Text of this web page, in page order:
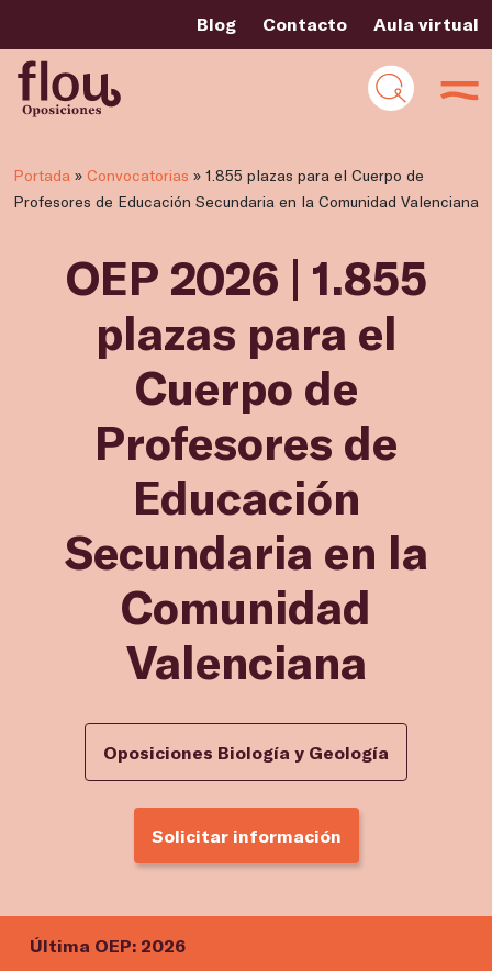
Blog Contacto Aula virtual
Portada » Convocatorias » 1.855 plazas para el Cuerpo de
Profesores de Educación Secundaria en la Comunidad Valenciana
OEP 2026 | 1.855
plazas para el
Cuerpo de
Profesores de
Educación
Secundaria en la
Comunidad
Valenciana
Oposiciones Biología y Geología
Solicitar información
Última OEP: 2026